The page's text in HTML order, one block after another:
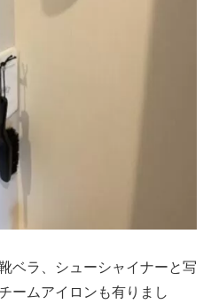
ベラ、シューシャイナーと写
ームアイロンも有りまし